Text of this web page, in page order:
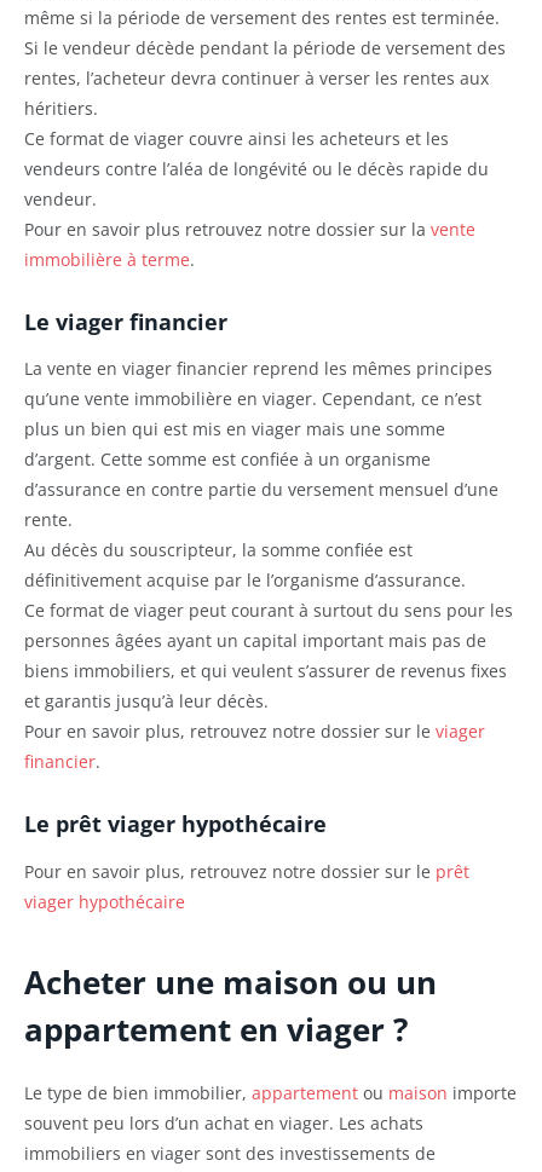
même si la période de versement des rentes est terminée.
Si le vendeur décède pendant la période de versement des
rentes, l’acheteur devra continuer à verser les rentes aux
héritiers.
Ce format de viager couvre ainsi les acheteurs et les
vendeurs contre l’aléa de longévité ou le décès rapide du
vendeur.
Pour en savoir plus retrouvez notre dossier sur la vente
immobilière à terme.
Le viager financier
La vente en viager financier reprend les mêmes principes
qu’une vente immobilière en viager. Cependant, ce n’est
plus un bien qui est mis en viager mais une somme
d’argent. Cette somme est confiée à un organisme
d’assurance en contre partie du versement mensuel d’une
rente.
Au décès du souscripteur, la somme confiée est
définitivement acquise par le l’organisme d’assurance.
Ce format de viager peut courant à surtout du sens pour les
personnes âgées ayant un capital important mais pas de
biens immobiliers, et qui veulent s’assurer de revenus fixes
et garantis jusqu’à leur décès.
Pour en savoir plus, retrouvez notre dossier sur le viager
financier.
Le prêt viager hypothécaire
Pour en savoir plus, retrouvez notre dossier sur le prêt
viager hypothécaire
Acheter une maison ou un
appartement en viager ?
Le type de bien immobilier, appartement ou maison importe
souvent peu lors d’un achat en viager. Les achats
immobiliers en viager sont des investissements de